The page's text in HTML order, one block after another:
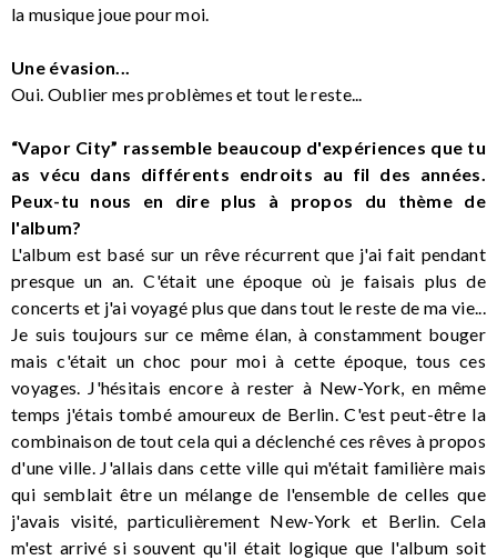
la musique joue pour moi.
Une évasion...
Oui. Oublier mes problèmes et tout le reste...
“Vapor City” rassemble beaucoup d'expériences que tu
as vécu dans différents endroits au fil des années.
Peux-tu nous en dire plus à propos du thème de
l'album?
L'album est basé sur un rêve récurrent que j'ai fait pendant
presque un an. C'était une époque où je faisais plus de
concerts et j'ai voyagé plus que dans tout le reste de ma vie...
Je suis toujours sur ce même élan, à constamment bouger
mais c'était un choc pour moi à cette époque, tous ces
voyages. J'hésitais encore à rester à New-York, en même
temps j'étais tombé amoureux de Berlin. C'est peut-être la
combinaison de tout cela qui a déclenché ces rêves à propos
d'une ville. J'allais dans cette ville qui m'était familière mais
qui semblait être un mélange de l'ensemble de celles que
j'avais visité, particulièrement New-York et Berlin. Cela
m'est arrivé si souvent qu'il était logique que l'album soit